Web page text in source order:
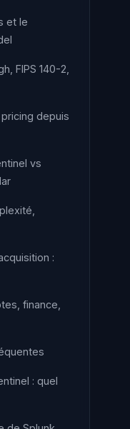
et le
FIPS 140-2,
depuis
vs
:
finance,
: quel